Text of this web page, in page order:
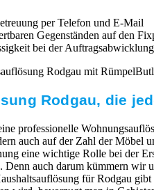
per Telefon und E-Mail
Gegenständen auf den
bei der Auftragsabwicklung
Rodgau⁠ mit
Rodgau⁠, die
professionelle
auch auf der Zahl der Möbel
eine wichtige Rolle bei der
Denn auch darum kümmern
für Rodgau⁠
zu
von 1
Quelle